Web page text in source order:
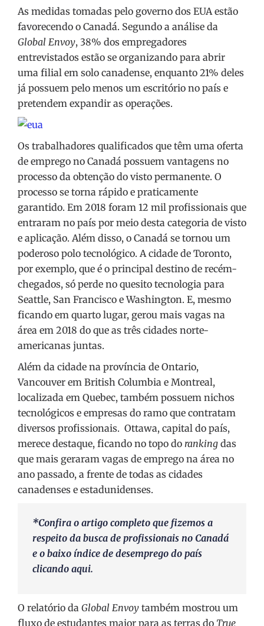
As medidas tomadas pelo governo dos EUA estão
favorecendo o Canadá. Segundo a análise da
Global Envoy, 38% dos empregadores
entrevistados estão se organizando para abrir
uma filial em solo canadense, enquanto 21% deles
já possuem pelo menos um escritório no país e
pretendem expandir as operações.
Os trabalhadores qualificados que têm uma oferta
de emprego no Canadá possuem vantagens no
processo da obtenção do visto permanente. O
processo se torna rápido e praticamente
garantido. Em 2018 foram 12 mil profissionais que
entraram no país por meio desta categoria de visto
e aplicação. Além disso, o Canadá se tornou um
poderoso polo tecnológico. A cidade de Toronto,
por exemplo, que é o principal destino de recém-
chegados, só perde no quesito tecnologia para
Seattle, San Francisco e Washington. E, mesmo
ficando em quarto lugar, gerou mais vagas na
área em 2018 do que as três cidades norte-
americanas juntas.
Além da cidade na província de Ontario,
Vancouver em British Columbia e Montreal,
localizada em Quebec, também possuem nichos
tecnológicos e empresas do ramo que contratam
diversos profissionais. Ottawa, capital do país,
merece destaque, ficando no topo do ranking das
que mais geraram vagas de emprego na área no
ano passado, a frente de todas as cidades
canadenses e estadunidenses.
*Confira o artigo completo que fizemos a
respeito da busca de profissionais no Canadá
e o baixo índice de desemprego do país
clicando aqui.
O relatório da Global Envoy também mostrou um
fluxo de estudantes maior para as terras do True